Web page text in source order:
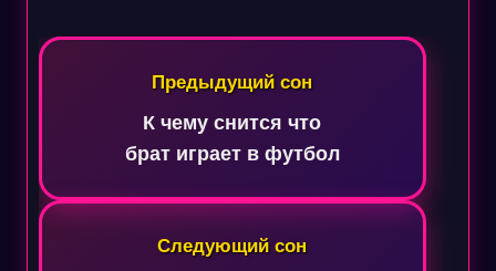
Навигация
записям
Предыдущий сон
К чему снится что
брат играет в футбол
Следующий сон